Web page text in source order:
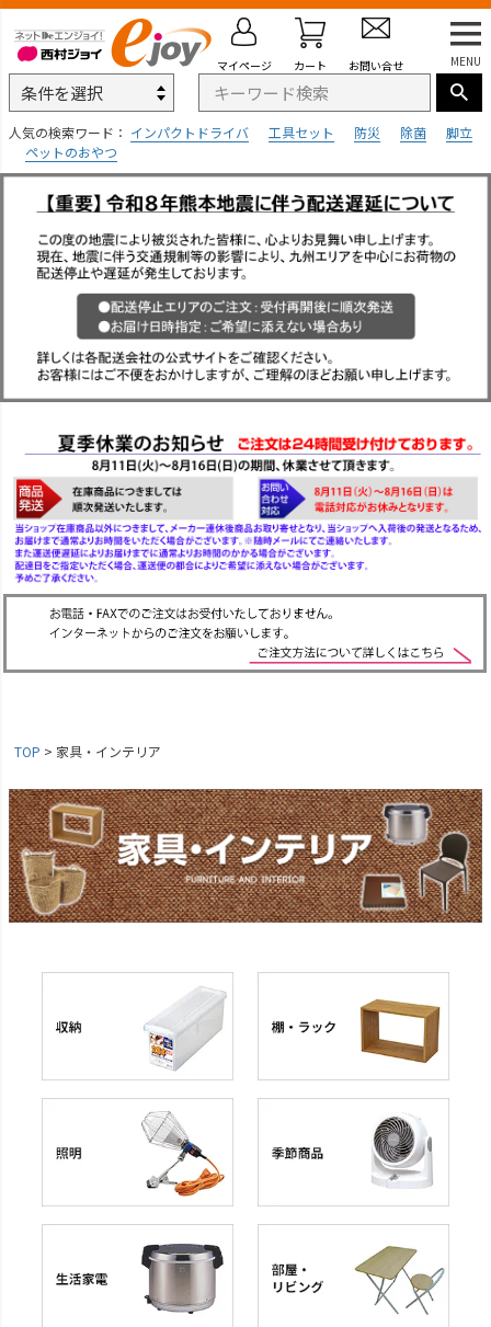
MENU
人気の検索ワード： インパクトドライバ 工具セット 防災 除菌
脚立
ペットのおやつ
マイページ カート お問い合せ
TOP 家具・インテリア